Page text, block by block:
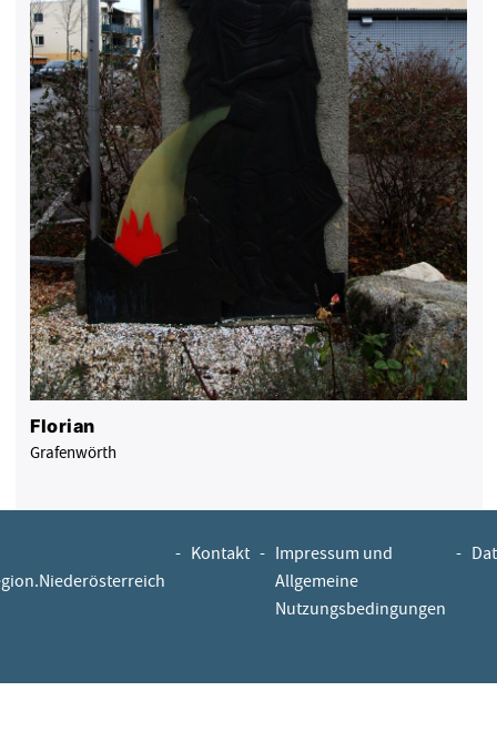
Florian
Grafenwörth
- Kontakt - Impressum und
Allgemeine
Nutzungsbedingungen
-